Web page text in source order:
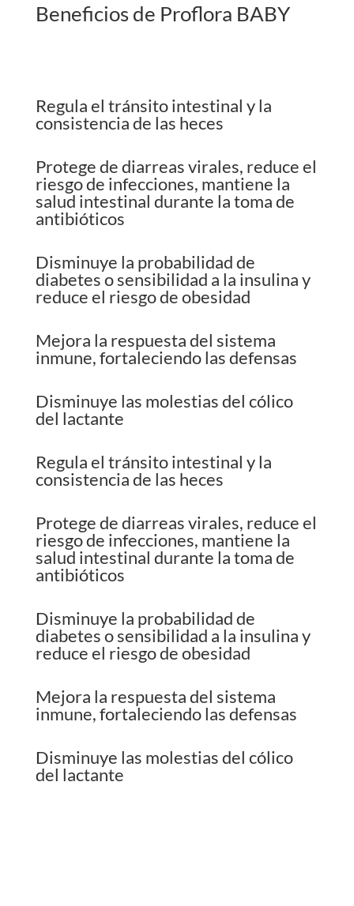
Beneficios de Proflora BABY
Regula el tránsito intestinal y la
consistencia de las heces
Protege de diarreas virales, reduce el
riesgo de infecciones, mantiene la
salud intestinal durante la toma de
antibióticos
Disminuye la probabilidad de
diabetes o sensibilidad a la insulina y
reduce el riesgo de obesidad
Mejora la respuesta del sistema
inmune, fortaleciendo las defensas
Disminuye las molestias del cólico
del lactante
Regula el tránsito intestinal y la
consistencia de las heces
Protege de diarreas virales, reduce el
riesgo de infecciones, mantiene la
salud intestinal durante la toma de
antibióticos
Disminuye la probabilidad de
diabetes o sensibilidad a la insulina y
reduce el riesgo de obesidad
Mejora la respuesta del sistema
inmune, fortaleciendo las defensas
Disminuye las molestias del cólico
del lactante